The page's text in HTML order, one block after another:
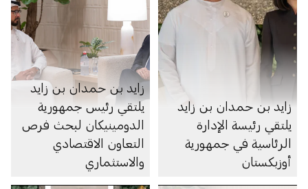
زايد بن حمدان بن زايد
يلتقي رئيسة الإدارة
الرئاسية في جمهورية
أوزبكستان
زايد بن حمدان بن زايد
يلتقي رئيس جمهورية
الدومينيكان لبحث فرص
التعاون الاقتصادي
والاستثماري